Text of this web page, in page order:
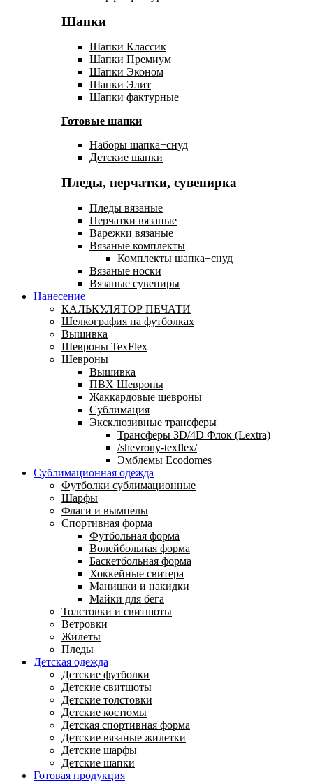
Шапки
Шапки Классик
Шапки Премиум
Шапки Эконом
Шапки Элит
Шапки фактурные
Готовые шапки
Наборы шапка+снуд
Детские шапки
Пледы, перчатки, сувенирка
Пледы вязаные
Перчатки вязаные
Варежки вязаные
Вязаные комплекты
Комплекты шапка+снуд
Вязаные носки
Вязаные сувениры
Нанесение
КАЛЬКУЛЯТОР ПЕЧАТИ
Шелкография на футболках
Вышивка
Шевроны TexFlex
Шевроны
Вышивка
ПВХ Шевроны
Жаккардовые шевроны
Сублимация
Эксклюзивные трансферы
Трансферы 3D/4D Флок (Lextra)
/shevrony-texflex/
Эмблемы Ecodomes
Сублимационная одежда
Футболки сублимационные
Шарфы
Флаги и вымпелы
Спортивная форма
Футбольная форма
Волейбольная форма
Баскетбольная форма
Хоккейные свитера
Манишки и накидки
Майки для бега
Толстовки и свитшоты
Ветровки
Жилеты
Пледы
Детская одежда
Детские футболки
Детские свитшоты
Детские толстовки
Детские костюмы
Детская спортивная форма
Детские вязаные жилетки
Детские шарфы
Детские шапки
Готовая продукция